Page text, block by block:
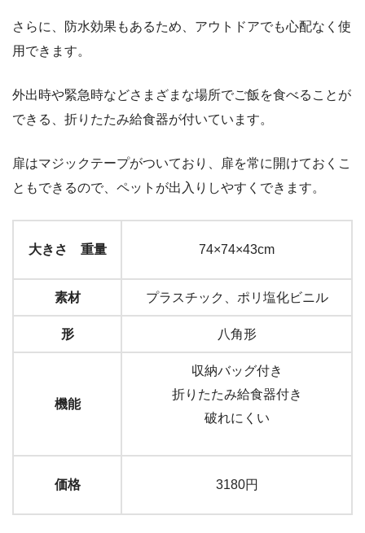
さらに、防水効果もあるため、アウトドアでも心配なく使
用できます。
外出時や緊急時などさまざまな場所でご飯を食べることが
できる、折りたたみ給食器が付いています。
扉はマジックテープがついており、扉を常に開けておくこ
ともできるので、ペットが出入りしやすくできます。
大きさ 重量 74×74×43cm
素材 プラスチック、ポリ塩化ビニル
形 八角形
機能
収納バッグ付き
折りたたみ給食器付き
破れにくい
価格 3180円